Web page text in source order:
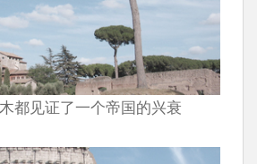
都见证了一个帝国的兴衰